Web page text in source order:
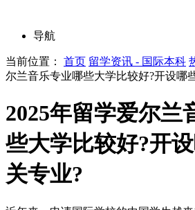
导航
当前位置： 首页 留学资讯 - 国际本科
尔兰音乐专业哪些大学比较好?开设哪
2025年留学爱尔兰
些大学比较好?开
关专业?